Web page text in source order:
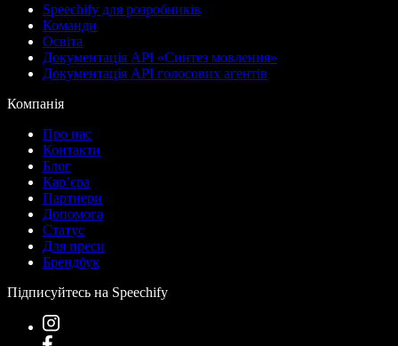
Speechify для розробників
Команди
Освіта
Документація API «Синтез мовлення»
Документація API голосових агентів
Компанія
Про нас
Контакти
Блог
Кар’єра
Партнери
Допомога
Статус
Для преси
Брендбук
Підписуйтесь на Speechify